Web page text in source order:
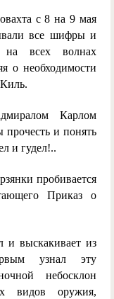
с 8 на 9 мая
все шифры и
на всех волнах
о необходимости
Карлом
прочесть и понять
и гудел!..
пробивается
Приказ о
и выскакивает из
узнал эту
небосклон
видов оружия,